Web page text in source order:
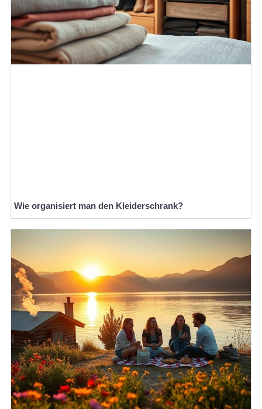
Wie organisiert man den Kleiderschrank?